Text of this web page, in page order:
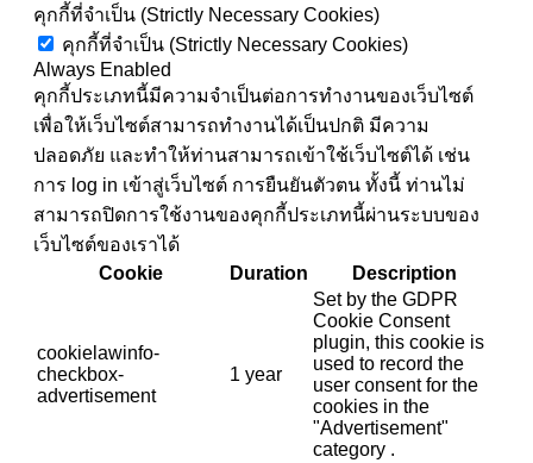
คุกกี้ที่จำเป็น (Strictly Necessary Cookies)
คุกกี้ที่จำเป็น (Strictly Necessary Cookies)
Always Enabled
คุกกี้ประเภทนี้มีความจำเป็นต่อการทำงานของเว็บไซต์
เพื่อให้เว็บไซต์สามารถทำงานได้เป็นปกติ มีความ
ปลอดภัย และทำให้ท่านสามารถเข้าใช้เว็บไซต์ได้ เช่น
การ log in เข้าสู่เว็บไซต์ การยืนยันตัวตน ทั้งนี้ ท่านไม่
สามารถปิดการใช้งานของคุกกี้ประเภทนี้ผ่านระบบของ
เว็บไซต์ของเราได้
Cookie
Duration Description
cookielawinfo-
checkbox-
advertisement
1 year
Set by the GDPR
Cookie Consent
plugin, this cookie is
used to record the
user consent for the
cookies in the
"Advertisement"
category .